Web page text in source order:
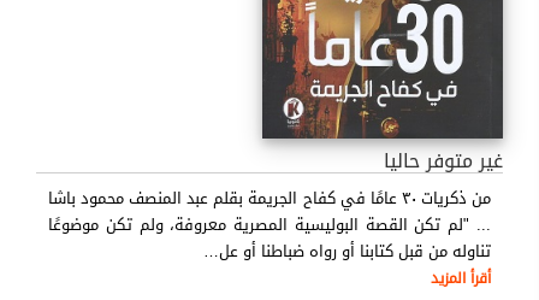
غير متوفر حاليا
من ذكريات ٣٠ عامًا في كفاح الجريمة بقلم عبد المنصف محمود باشا
... "لم تكن القصة البوليسية المصرية معروفة، ولم تكن موضوعًا
تناوله من قبل كتابنا أو رواه ضباطنا أو عل…
أقرأ المزيد